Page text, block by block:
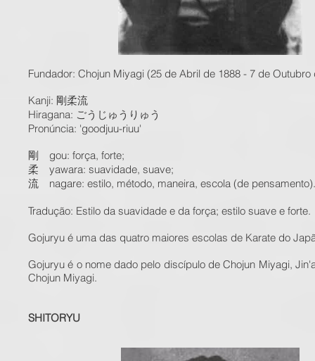
Fundador: Chojun Miyagi (25 de Abril de 1888 - 7 de Outubro
Kanji: 剛柔流
Hiragana: ごうじゅうりゅう
Pronúncia: 'goodjuu-riuu'
剛 gou: força, forte;
柔 yawara: suavidade, suave;
流 nagare: estilo, método, maneira, escola (de pensamento).
Tradução: Estilo da suavidade e da força; estilo suave e forte.
Gojuryu é uma das quatro maiores escolas de Karate do
Gojuryu é o nome dado pelo discípulo de Chojun Miyagi,
Chojun Miyagi.
SHITORYU